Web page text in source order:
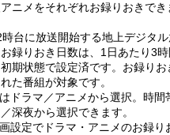
ニメをそれぞれお録りおきでき
台に放送開始する地上デジタ
録りおき日数は、1日あたり3
期状態で設定済です。お録りお
た番組が対象です。
ドラマ／アニメから選択。時間
深夜から選択できます。
設定でドラマ・アニメのお録り